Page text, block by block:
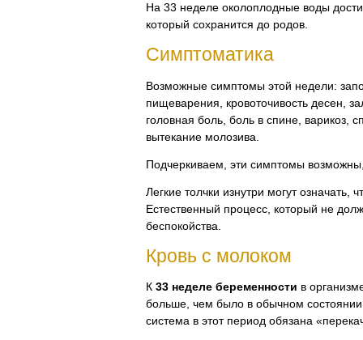
На 33 неделе околоплодные воды
который сохранится до родов.
Симптоматика
Возможные симптомы этой недели:
пищеварения, кровоточивость десен,
головная боль, боль в спине, варикоз,
вытекание молозива.
Подчеркиваем, эти симптомы
Легкие толчки изнутри могут означать,
Естественный процесс, который не
беспокойства.
Кровь с молоком
К 33 неделе беременности в
больше, чем было в обычном
система в этот период обязана